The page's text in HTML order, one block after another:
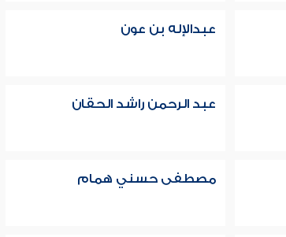
عبدالإله بن عون
عبد الرحمن راشد الحقان
مصطفى حسني همام